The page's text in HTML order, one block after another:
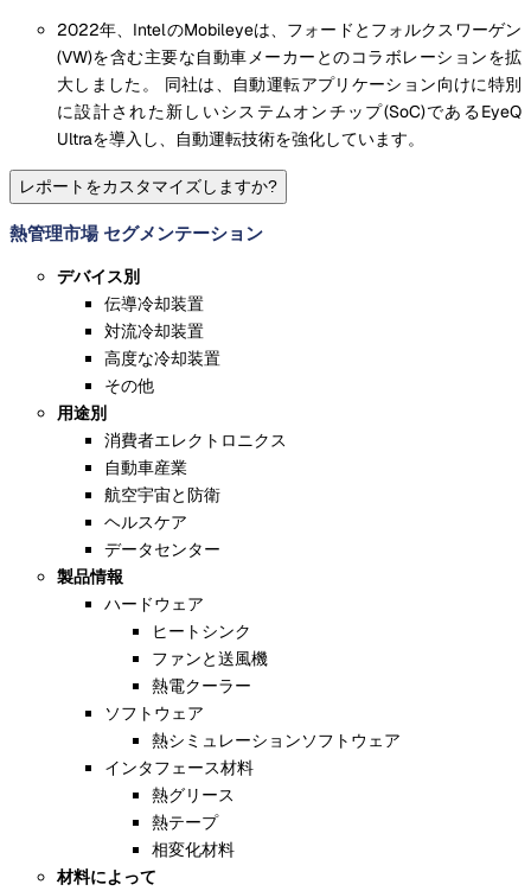
2022年、IntelのMobileyeは、フォードとフォルクスワーゲン
(VW)を含む主要な自動車メーカーとのコラボレーションを拡
大しました。 同社は、自動運転アプリケーション向けに特別
に設計された新しいシステムオンチップ(SoC)であるEyeQ
Ultraを導入し、自動運転技術を強化しています。
レポートをカスタマイズしますか?
熱管理市場 セグメンテーション
デバイス別
伝導冷却装置
対流冷却装置
高度な冷却装置
その他
用途別
消費者エレクトロニクス
自動車産業
航空宇宙と防衛
ヘルスケア
データセンター
製品情報
ハードウェア
ヒートシンク
ファンと送風機
熱電クーラー
ソフトウェア
熱シミュレーションソフトウェア
インタフェース材料
熱グリース
熱テープ
相変化材料
材料によって